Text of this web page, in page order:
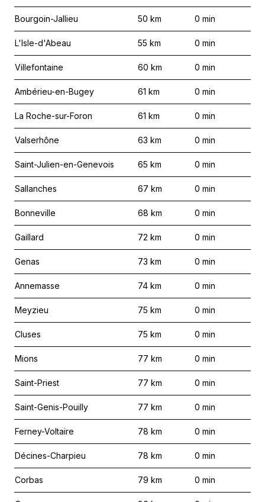
Bourgoin-Jallieu 50 km 0 min
L'Isle-d'Abeau 55 km 0 min
Villefontaine 60 km 0 min
Ambérieu-en-Bugey 61 km 0 min
La Roche-sur-Foron 61 km 0 min
Valserhône 63 km 0 min
Saint-Julien-en-Genevois 65 km 0 min
Sallanches 67 km 0 min
Bonneville 68 km 0 min
Gaillard 72 km 0 min
Genas 73 km 0 min
Annemasse 74 km 0 min
Meyzieu 75 km 0 min
Cluses 75 km 0 min
Mions 77 km 0 min
Saint-Priest 77 km 0 min
Saint-Genis-Pouilly 77 km 0 min
Ferney-Voltaire 78 km 0 min
Décines-Charpieu 78 km 0 min
Corbas 79 km 0 min